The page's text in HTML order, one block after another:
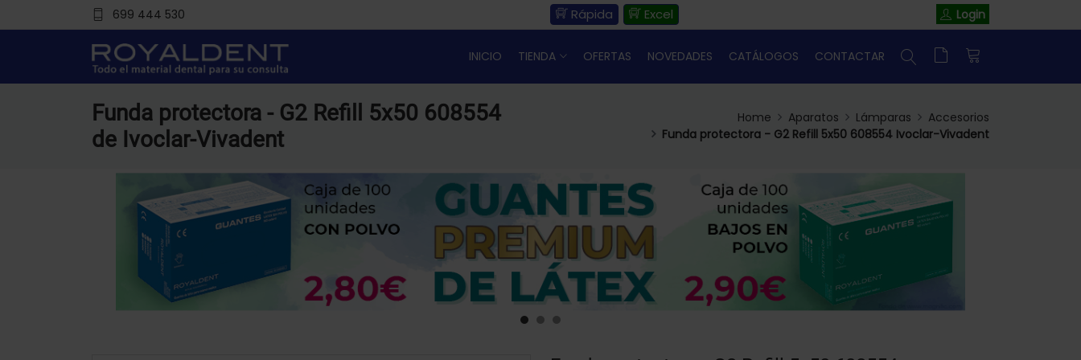
699 444 530 Rápida Excel Login
INICIO TIENDA OFERTAS NOVEDADES CATÁLOGOS CONTACTAR
Funda protectora - G2 Refill 5x50 608554
de Ivoclar-Vivadent
Home Aparatos Lámparas
Accesorios
Funda protectora - G2 Refill 5x50 608554 Ivoclar-Vivadent